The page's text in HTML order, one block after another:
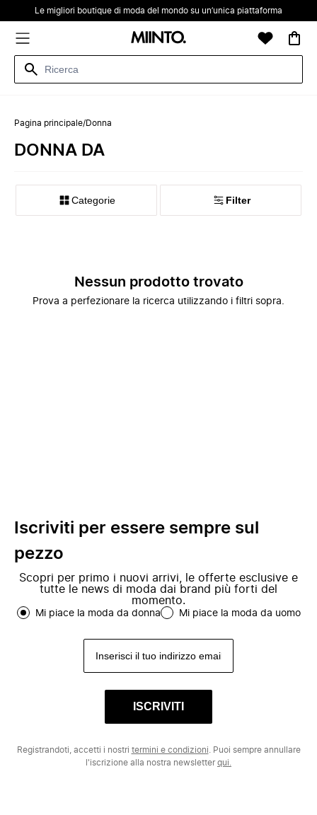
Le migliori boutique di moda del mondo su un’unica piattaforma
Pagina principale/Donna
DONNA DA
Categorie Filter
Nessun prodotto trovato
Prova a perfezionare la ricerca utilizzando i filtri sopra.
Iscriviti per essere sempre sul
pezzo
Scopri per primo i nuovi arrivi, le offerte esclusive e
tutte le news di moda dai brand più forti del
momento.
Mi piace la moda da donna Mi piace la moda da uomo
ISCRIVITI
Registrandoti, accetti i nostri termini e condizioni . Puoi sempre annullare
l'iscrizione alla nostra newsletterqui.